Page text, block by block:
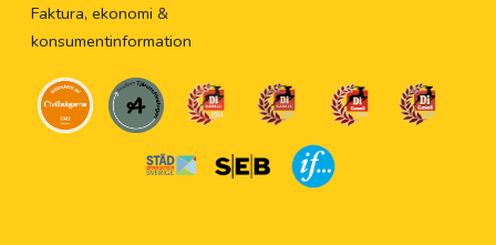
Faktura, ekonomi &
konsumentinformation